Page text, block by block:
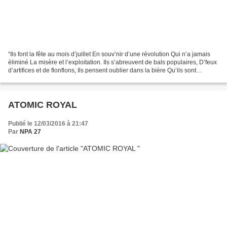
“Ils font la fête au mois d’juillet En souv’nir d’une révolution Qui n’a jamais
éliminé La misère et l’exploitation. Ils s’abreuvent de bals populaires, D’feux
d’artifices et de flonflons, Ils pensent oublier dans la bière Qu’ils sont
ATOMIC ROYAL
Publié le 12/03/2016 à 21:47
Par NPA 27